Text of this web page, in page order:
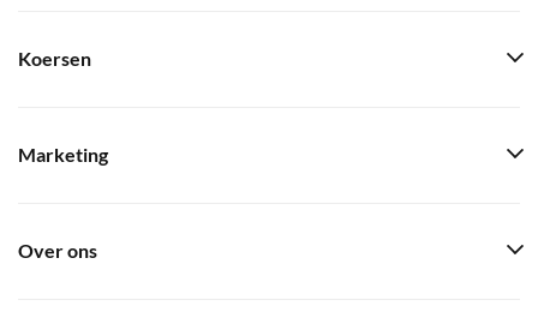
Koersen
Marketing
Over ons